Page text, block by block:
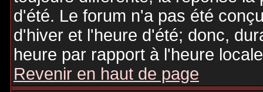
d'été. Le forum n'a pas été
d'hiver et l'heure d'été; donc,
heure par rapport à l'heure
Revenir en haut de page